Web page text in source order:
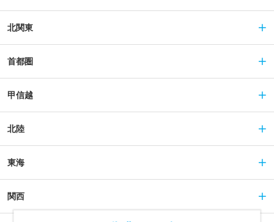
北関東
首都圏
甲信越
北陸
東海
関西